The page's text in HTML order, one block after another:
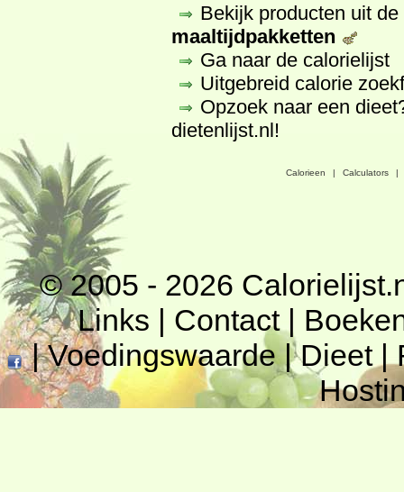
Bekijk producten uit
maaltijdpakketten
Ga naar de calorielijst
Uitgebreid calorie
Opzoek naar een
dietenlijst.nl!
Calorieen | Calculators |
© 2005 - 2026
Links | Contact|
|Voedingswaarde|Dieet|